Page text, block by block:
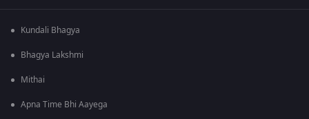
Kundali Bhagya
Bhagya Lakshmi
Mithai
Apna Time Bhi Aayega